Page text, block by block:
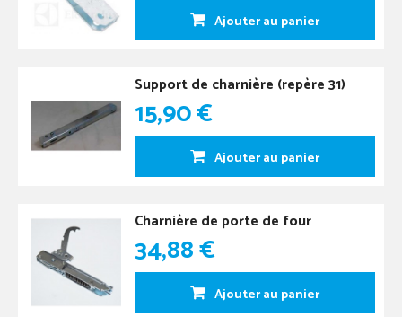
Ajouter au panier
Support de charnière (repère 31)
15,90 €
Ajouter au panier
Charnière de porte de four
34,88 €
Ajouter au panier